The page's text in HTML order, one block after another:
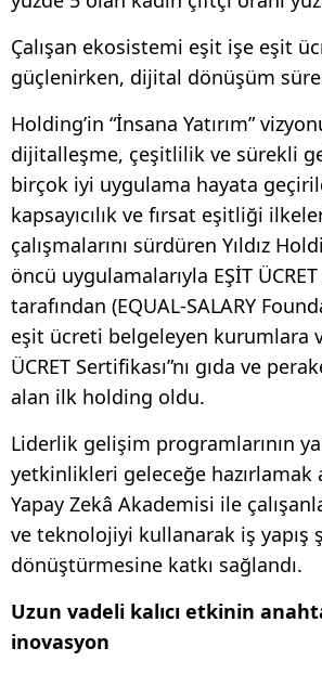
Çalışan ekosistemi eşit işe eşit
güçlenirken, dijital dönüşüm
Holding’in “İnsana Yatırım”
dijitalleşme, çeşitlilik ve sürekli
birçok iyi uygulama hayata
kapsayıcılık ve fırsat eşitliği
çalışmalarını sürdüren Yıldız
öncü uygulamalarıyla EŞİT
tarafından (EQUAL-SALARY
eşit ücreti belgeleyen kurumlara
ÜCRET Sertifikası”nı gıda ve
alan ilk holding oldu.
Liderlik gelişim programlarının
yetkinlikleri geleceğe hazırlamak
Yapay Zekâ Akademisi ile
ve teknolojiyi kullanarak iş yapış
dönüştürmesine katkı sağlandı.
Uzun vadeli kalıcı etkinin
inovasyon